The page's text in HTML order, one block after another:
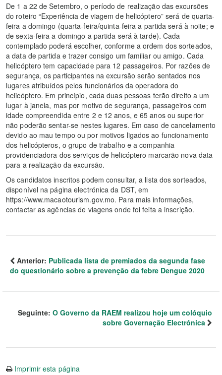
De 1 a 22 de Setembro, o período de realização das excursões
do roteiro “Experiência de viagem de helicóptero” será de quarta-
feira a domingo (quarta-feira/quinta-feira a partida será à noite; e
de sexta-feira a domingo a partida será à tarde). Cada
contemplado poderá escolher, conforme a ordem dos sorteados,
a data de partida e trazer consigo um familiar ou amigo. Cada
helicóptero tem capacidade para 12 passageiros. Por razões de
segurança, os participantes na excursão serão sentados nos
lugares atribuídos pelos funcionários da operadora do
helicóptero. Em princípio, cada duas pessoas terão direito a um
lugar à janela, mas por motivo de segurança, passageiros com
idade compreendida entre 2 e 12 anos, e 65 anos ou superior
não poderão sentar-se nestes lugares. Em caso de cancelamento
devido ao mau tempo ou por motivos ligados ao funcionamento
dos helicópteros, o grupo de trabalho e a companhia
providenciadora dos serviços de helicóptero marcarão nova data
para a realização da excursão.
Os candidatos inscritos podem consultar, a lista dos sorteados,
disponível na página electrónica da DST, em
https://www.macaotourism.gov.mo. Para mais informações,
contactar as agências de viagens onde foi feita a inscrição.
Anterior: Publicada lista de premiados da segunda fase
do questionário sobre a prevenção da febre Dengue 2020
Seguinte: O Governo da RAEM realizou hoje um colóquio
sobre Governação Electrónica
Imprimir esta página